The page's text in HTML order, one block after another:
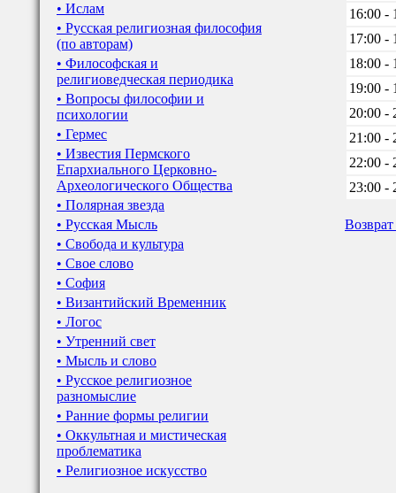
• Ислам
• Русская религиозная философия
(по авторам)
• Философская и
религиоведческая периодика
• Вопросы философии и
психологии
• Гермес
• Известия Пермского
Епархиального Церковно-
Археологического Общества
• Полярная звезда
• Русская Мысль
• Свобода и культура
• Свое слово
• София
• Византийский Временник
• Логос
• Утренний свет
• Мысль и слово
• Русское религиозное
разномыслие
• Ранние формы религии
• Оккультная и мистическая
проблематика
• Религиозное искусство
16:00 -
17:00 -
18:00 -
19:00 -
20:00 -
21:00 -
22:00 -
23:00 -
Возврат